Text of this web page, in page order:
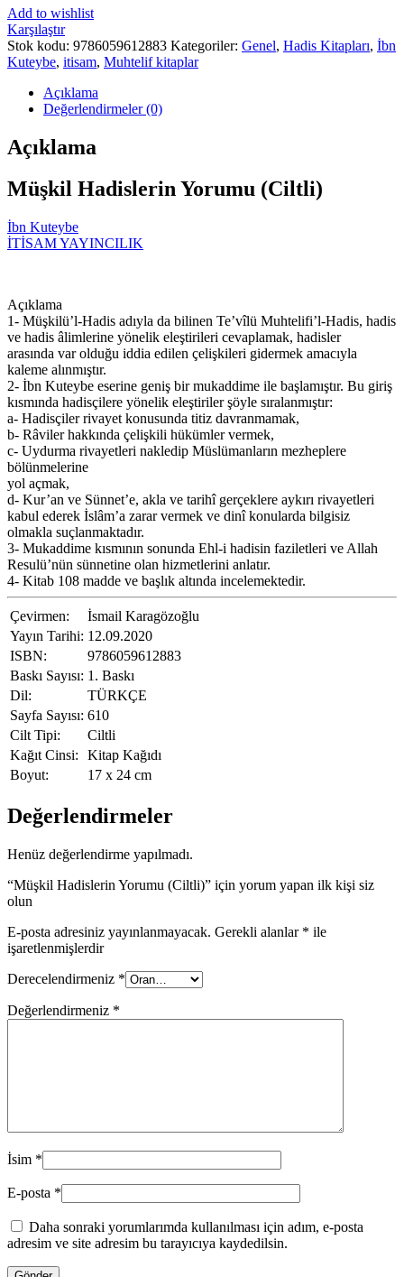
Add to wishlist
Karşılaştır
Stok kodu: 9786059612883 Kategoriler: Genel, Hadis Kitapları, İbn
Kuteybe, itisam, Muhtelif kitaplar
Açıklama
Değerlendirmeler (0)
Açıklama
Müşkil Hadislerin Yorumu (Ciltli)
İbn Kuteybe
İTİSAM YAYINCILIK
Açıklama
1- Müşkilü’l-Hadis adıyla da bilinen Te’vîlü Muhtelifi’l-Hadis, hadis
ve hadis âlimlerine yönelik eleştirileri cevaplamak, hadisler
arasında var olduğu iddia edilen çelişkileri gidermek amacıyla
kaleme alınmıştır.
2- İbn Kuteybe eserine geniş bir mukaddime ile başlamıştır. Bu giriş
kısmında hadisçilere yönelik eleştiriler şöyle sıralanmıştır:
a- Hadisçiler rivayet konusunda titiz davranmamak,
b- Râviler hakkında çelişkili hükümler vermek,
c- Uydurma rivayetleri nakledip Müslümanların mezheplere
bölünmelerine
yol açmak,
d- Kur’an ve Sünnet’e, akla ve tarihî gerçeklere aykırı rivayetleri
kabul ederek İslâm’a zarar vermek ve dinî konularda bilgisiz
olmakla suçlanmaktadır.
3- Mukaddime kısmının sonunda Ehl-i hadisin faziletleri ve Allah
Resulü’nün sünnetine olan hizmetlerini anlatır.
4- Kitab 108 madde ve başlık altında incelemektedir.
Çevirmen:
İsmail Karagözoğlu
Yayın Tarihi: 12.09.2020
ISBN:
9786059612883
Baskı Sayısı: 1. Baskı
Dil:
TÜRKÇE
Sayfa Sayısı: 610
Cilt Tipi:
Ciltli
Kağıt Cinsi:
Kitap Kağıdı
Boyut:
17 x 24 cm
Değerlendirmeler
Henüz değerlendirme yapılmadı.
“Müşkil Hadislerin Yorumu (Ciltli)” için yorum yapan ilk kişi siz
olun
E-posta adresiniz yayınlanmayacak. Gerekli alanlar * ile
işaretlenmişlerdir
Derecelendirmeniz *
Değerlendirmeniz *
İsim *
E-posta *
Daha sonraki yorumlarımda kullanılması için adım, e-posta
adresim ve site adresim bu tarayıcıya kaydedilsin.